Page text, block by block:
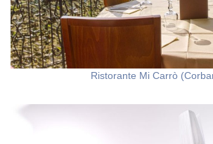
Ristorante Mi Carrò